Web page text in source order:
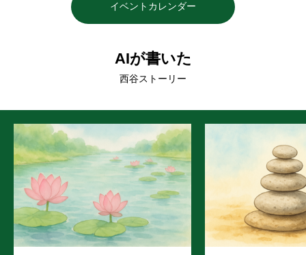
イベントカレンダー
AIが書いた
西谷ストーリー